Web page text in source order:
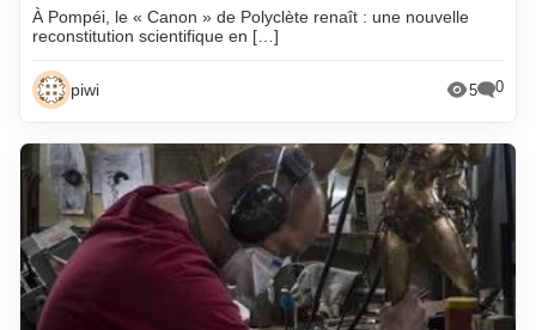
À Pompéi, le « Canon » de Polyclète renaît : une nouvelle
reconstitution scientifique en […]
piwi 5 0